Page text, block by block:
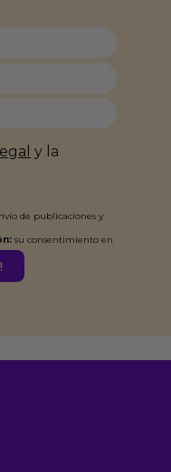
y la
de publicaciones y
su consentimiento en
Podrás ejercer tus